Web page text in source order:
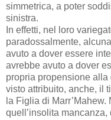
simmetrica, a poter
sinistra.
In effetti, nel loro
paradossalmente,
avuto a dover essere
avrebbe avuto a dover
propria propensione
visto attribuito, anche, il
la Figlia di
quell’insolita